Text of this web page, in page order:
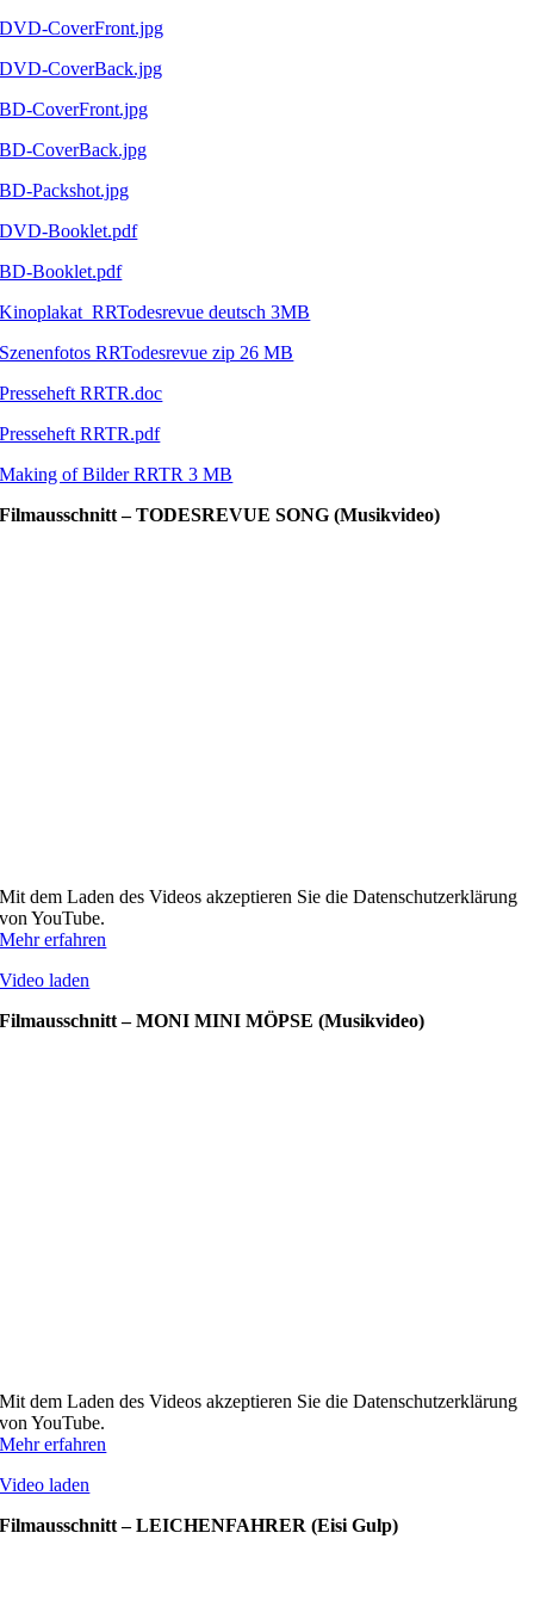
DVD-CoverFront.jpg
DVD-CoverBack.jpg
BD-CoverFront.jpg
BD-CoverBack.jpg
BD-Packshot.jpg
DVD-Booklet.pdf
BD-Booklet.pdf
Kinoplakat_RRTodesrevue deutsch 3MB
Szenenfotos RRTodesrevue zip 26 MB
Presseheft RRTR.doc
Presseheft RRTR.pdf
Making of Bilder RRTR 3 MB
Filmausschnitt – TODESREVUE SONG (Musikvideo)
Mit dem Laden des Videos akzeptieren Sie die Datenschutzerklärung
von YouTube.
Mehr erfahren
Video laden
Filmausschnitt – MONI MINI MÖPSE (Musikvideo)
Mit dem Laden des Videos akzeptieren Sie die Datenschutzerklärung
von YouTube.
Mehr erfahren
Video laden
Filmausschnitt – LEICHENFAHRER (Eisi Gulp)